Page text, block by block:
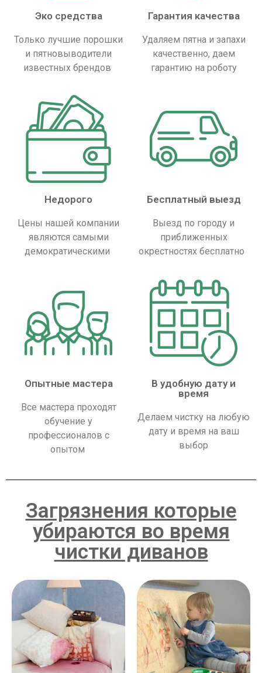
Эко средства
Только лучшие порошки
и пятновыводители
известных брендов
Гарантия качества
Удаляем пятна и запахи
качественно, даем
гарантию на роботу
Недорого
Цены нашей компании
являются самыми
демократическими
Бесплатный выезд
Выезд по городу и
приближенных
окрестностях бесплатно
Опытные мастера
Все мастера проходят
обучение у
профессионалов с
опытом
В удобную дату и
время
Делаем чистку на любую
дату и время на ваш
выбор
Загрязнения которые
убираются во время
чистки диванов